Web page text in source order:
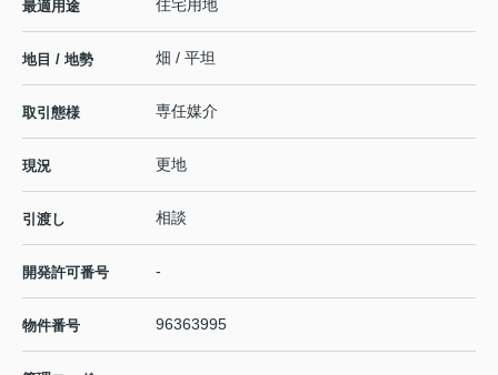
最適用途 住宅用地
地目 / 地勢 畑 / 平坦
取引態様 専任媒介
現況 更地
引渡し 相談
開発許可番号 -
物件番号 96363995